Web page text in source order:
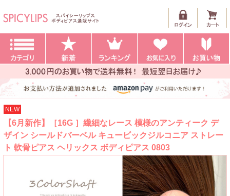
NEW
【6月新作】［16G ］繊細なレース 模様のアンティーク デ
ザイン シールドバーベル キュービックジルコニア ストレー
ト 軟骨ピアス ヘリックス ボディピアス 0803